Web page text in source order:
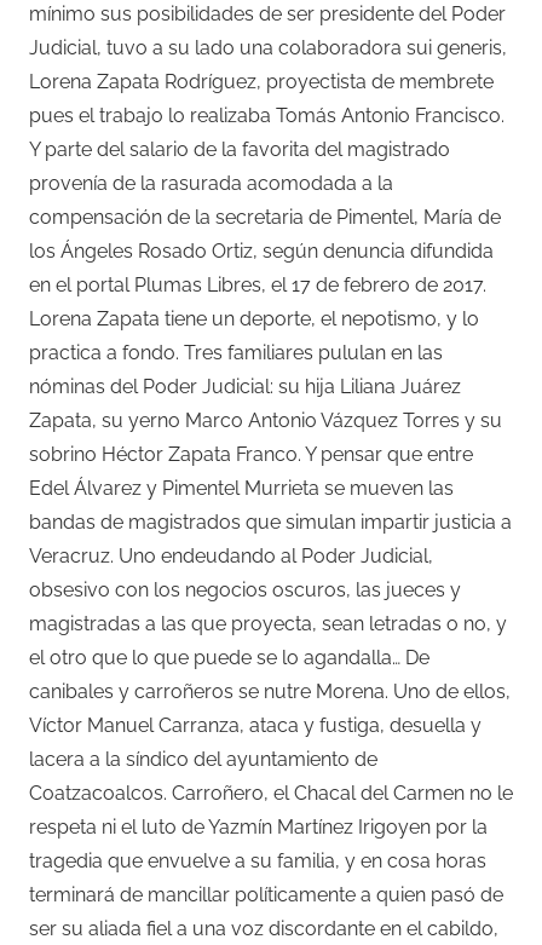
mínimo sus posibilidades de ser presidente del Poder
Judicial, tuvo a su lado una colaboradora sui generis,
Lorena Zapata Rodríguez, proyectista de membrete
pues el trabajo lo realizaba Tomás Antonio Francisco.
Y parte del salario de la favorita del magistrado
provenía de la rasurada acomodada a la
compensación de la secretaria de Pimentel, María de
los Ángeles Rosado Ortiz, según denuncia difundida
en el portal Plumas Libres, el 17 de febrero de 2017.
Lorena Zapata tiene un deporte, el nepotismo, y lo
practica a fondo. Tres familiares pululan en las
nóminas del Poder Judicial: su hija Liliana Juárez
Zapata, su yerno Marco Antonio Vázquez Torres y su
sobrino Héctor Zapata Franco. Y pensar que entre
Edel Álvarez y Pimentel Murrieta se mueven las
bandas de magistrados que simulan impartir justicia a
Veracruz. Uno endeudando al Poder Judicial,
obsesivo con los negocios oscuros, las jueces y
magistradas a las que proyecta, sean letradas o no, y
el otro que lo que puede se lo agandalla… De
canibales y carroñeros se nutre Morena. Uno de ellos,
Víctor Manuel Carranza, ataca y fustiga, desuella y
lacera a la síndico del ayuntamiento de
Coatzacoalcos. Carroñero, el Chacal del Carmen no le
respeta ni el luto de Yazmín Martínez Irigoyen por la
tragedia que envuelve a su familia, y en cosa horas
terminará de mancillar políticamente a quien pasó de
ser su aliada fiel a una voz discordante en el cabildo,